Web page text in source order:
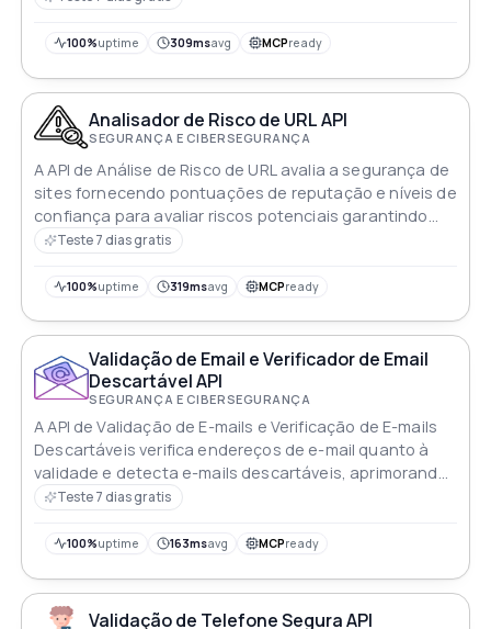
100%uptime 309msavg MCPready
Analisador de Risco de URL API
SEGURANÇA E CIBERSEGURANÇA
A API de Análise de Risco de URL avalia a segurança de
sites fornecendo pontuações de reputação e níveis de
confiança para avaliar riscos potenciais garantindo
experiências de navegação seguras para os usuários
Teste 7 dias gratis
100%uptime 319msavg MCPready
Validação de Email e Verificador de Email
Descartável API
SEGURANÇA E CIBERSEGURANÇA
A API de Validação de E-mails e Verificação de E-mails
Descartáveis verifica endereços de e-mail quanto à
validade e detecta e-mails descartáveis, aprimorando
a qualidade dos dados e a segurança
Teste 7 dias gratis
100%uptime 163msavg MCPready
Validação de Telefone Segura API